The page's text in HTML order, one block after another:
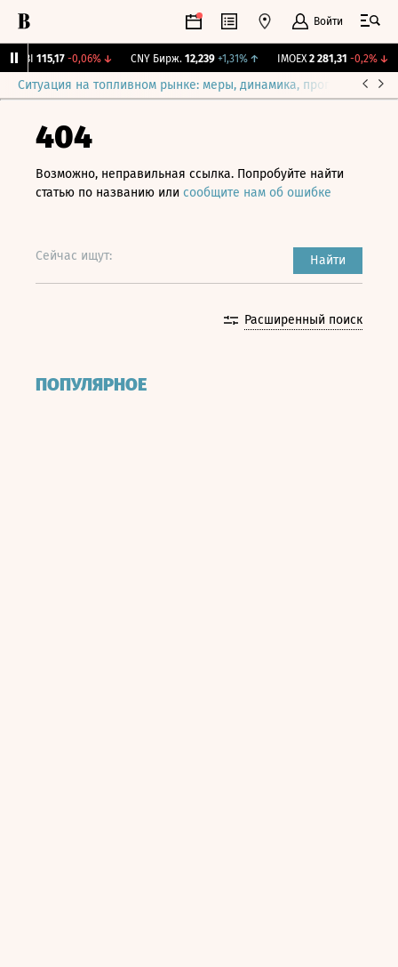
Войти
115,17 -0,06%↓ CNY Бирж. 12,239 +1,31% ↑ IMOEX 2 281,31 -0,2%↓
Ситуация на топливном рынке: меры, динамика, прогнозы
404
Возможно, неправильная ссылка. Попробуйте найти
статью по названию или сообщите нам об ошибке
Сейчас ищут: Найти
Расширенный поиск
ПОПУЛЯРНОЕ